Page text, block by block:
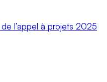
l’appel à projets 2025